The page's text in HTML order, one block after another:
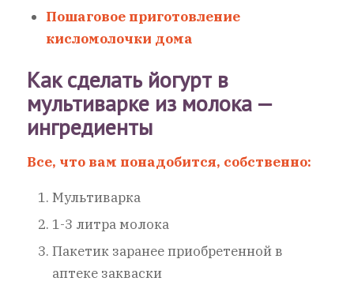
Пошаговое приготовление
кисломолочки дома
Как сделать йогурт в
мультиварке из молока —
ингредиенты
Все, что вам понадобится, собственно:
Мультиварка
1-3 литра молока
Пакетик заранее приобретенной в
аптеке закваски